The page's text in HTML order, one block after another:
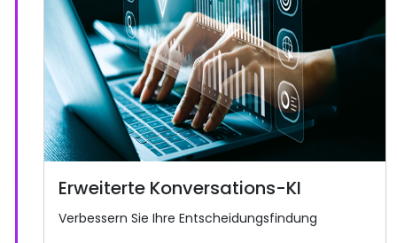
Erweiterte Konversations-KI
Verbessern Sie Ihre Entscheidungsfindung